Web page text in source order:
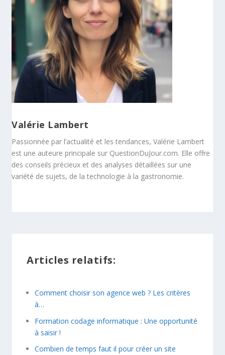
Valérie Lambert
Passionnée par l’actualité et les tendances, Valérie Lambert
est une auteure principale sur QuestionDuJour.com. Elle offre
des conseils précieux et des analyses détaillées sur une
variété de sujets, de la technologie à la gastronomie.
Articles relatifs:
Comment choisir son agence web ? Les critères
à…
Formation codage informatique : Une opportunité
à saisir !
Combien de temps faut il pour créer un site